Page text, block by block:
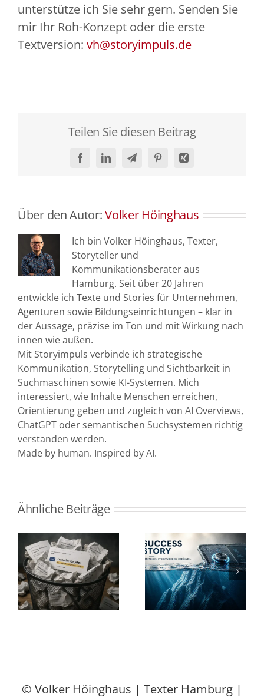
unterstütze ich Sie sehr gern. Senden Sie
mir Ihr Roh-Konzept oder die erste
Textversion: vh@storyimpuls.de
Teilen Sie diesen Beitrag
FacebookLinkedInTelegramPinterestXing
Über den Autor:Volker Höinghaus
Ich bin Volker Höinghaus, Texter,
Storyteller und
Kommunikationsberater aus
Hamburg. Seit über 20 Jahren
entwickle ich Texte und Stories für Unternehmen,
Agenturen sowie Bildungseinrichtungen – klar in
der Aussage, präzise im Ton und mit Wirkung nach
innen wie außen.
Mit Storyimpuls verbinde ich strategische
Kommunikation, Storytelling und Sichtbarkeit in
Suchmaschinen sowie KI-Systemen. Mich
interessiert, wie Inhalte Menschen erreichen,
Orientierung geben und zugleich von AI Overviews,
ChatGPT oder semantischen Suchsystemen richtig
verstanden werden.
Made by human. Inspired by AI.
Ähnliche Beiträge
Wann Success
Stories ihr
Potenzial nicht
entfalten – und
worauf es
wirklich
Kreativ und
resilient im
Business – mit
Humor,
Haltung und
© Volker Höinghaus | Texter Hamburg |